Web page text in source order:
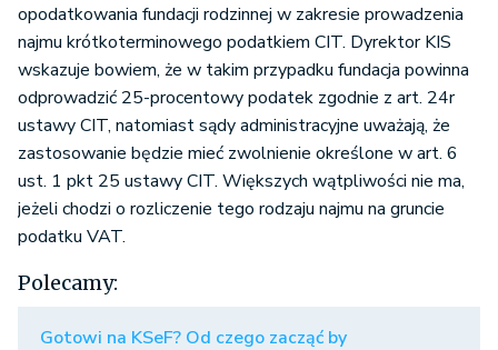
opodatkowania fundacji rodzinnej w zakresie prowadzenia
najmu krótkoterminowego podatkiem CIT. Dyrektor KIS
wskazuje bowiem, że w takim przypadku fundacja powinna
odprowadzić 25-procentowy podatek zgodnie z art. 24r
ustawy CIT, natomiast sądy administracyjne uważają, że
zastosowanie będzie mieć zwolnienie określone w art. 6
ust. 1 pkt 25 ustawy CIT. Większych wątpliwości nie ma,
jeżeli chodzi o rozliczenie tego rodzaju najmu na gruncie
podatku VAT.
Polecamy:
Gotowi na KSeF? Od czego zacząć by